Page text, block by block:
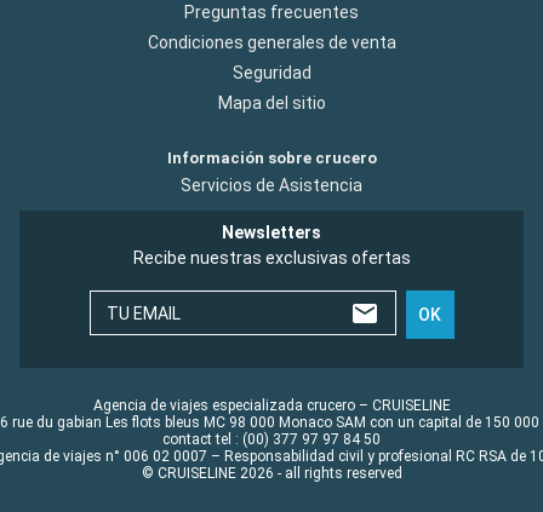
Preguntas frecuentes
Condiciones generales de venta
Seguridad
Mapa del sitio
Información sobre crucero
Servicios de Asistencia
Newsletters
Recibe nuestras exclusivas ofertas
TU EMAIL OK
Agencia de viajes especializada crucero – CRUISELINE
rue du gabian Les flots bleus MC 98 000 Monaco SAM con un capital de 150 000
contact tel : (00) 377 97 97 84 50
de viajes n° 006 02 0007 – Responsabilidad civil y profesional RC RSA de
© CRUISELINE 2026 - all rights reserved